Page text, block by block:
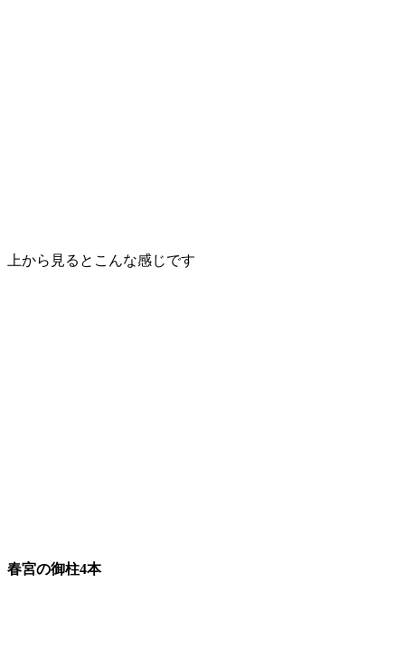
上から見るとこんな感じです
春宮の御柱4本